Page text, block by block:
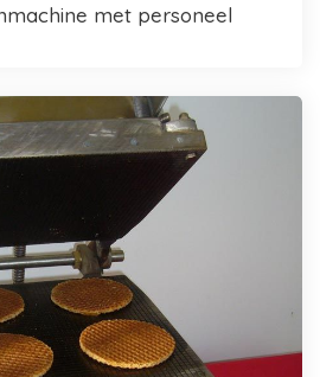
met personeel